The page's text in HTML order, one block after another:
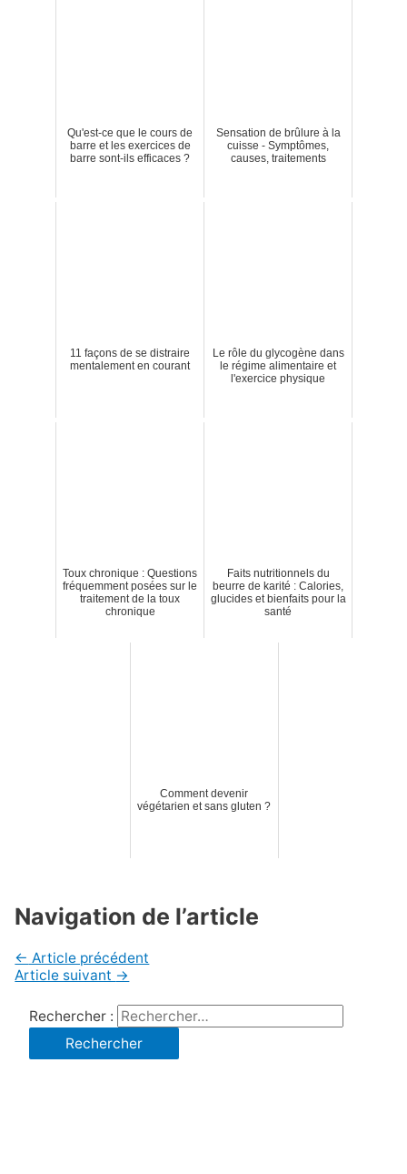
Qu'est-ce que le cours de
barre et les exercices de
barre sont-ils efficaces ?
Sensation de brûlure à la
cuisse - Symptômes,
causes, traitements
11 façons de se distraire
mentalement en courant
Le rôle du glycogène dans
le régime alimentaire et
l'exercice physique
Toux chronique : Questions
fréquemment posées sur le
traitement de la toux
chronique
Faits nutritionnels du
beurre de karité : Calories,
glucides et bienfaits pour la
santé
Comment devenir
végétarien et sans gluten ?
Navigation de l’article
← Article précédent
Article suivant →
Rechercher :